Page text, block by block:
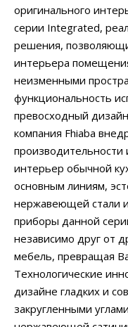
оригинального
серии Integrated,
решения,
интерьера
неизменными
функциональность
превосходный
компания Fhiaba
интерьер обычной
основным линиям,
нержавеющей стали
приборы данной
независимо друг от
мебель, превращая
Технологические
дизайне гладких и
закругленными